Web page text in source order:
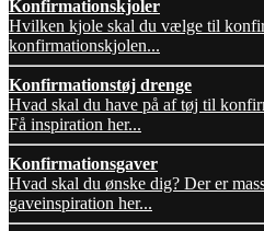
Konfirmationskjoler
Hvilken kjole skal du vælge til
konfirmationskjolen...
Konfirmationstøj drenge
Hvad skal du have på af tøj til
Få inspiration her...
Konfirmationsgaver
Hvad skal du ønske dig? Der er
gaveinspiration her...